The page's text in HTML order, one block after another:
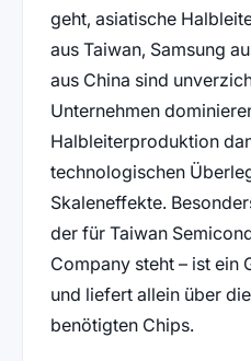
geht, asiatische
aus Taiwan, Samsung
aus China sind
Unternehmen
Halbleiterproduktion
technologischen
Skaleneffekte.
der für Taiwan
Company steht – ist ein
und liefert allein über
benötigten Chips.